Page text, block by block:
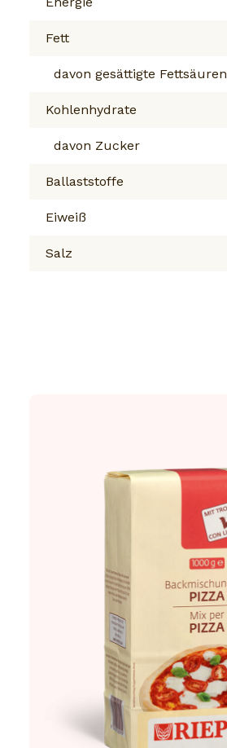
Fett
davon gesättigte Fettsäuren
Kohlenhydrate
davon Zucker
Ballaststoffe
Eiweiß
Salz